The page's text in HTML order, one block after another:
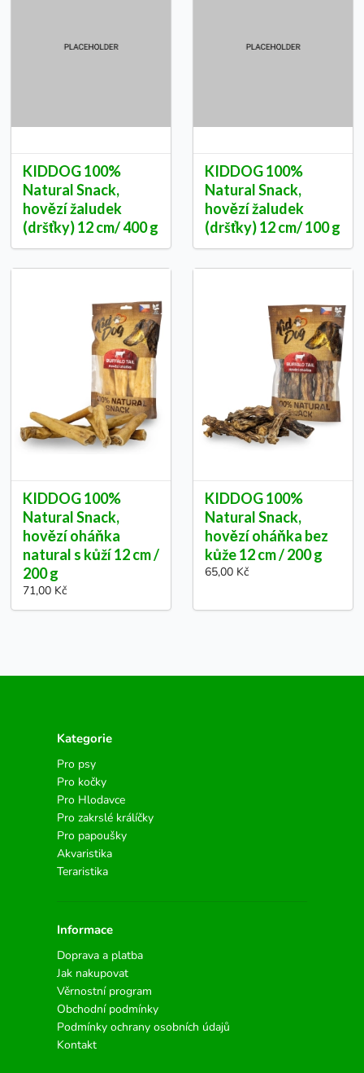
KIDDOG 100%
Natural Snack,
hovězí žaludek
(dršťky) 12 cm/ 400 g
KIDDOG 100%
Natural Snack,
hovězí žaludek
(dršťky) 12 cm/ 100 g
KIDDOG 100%
Natural Snack,
hovězí oháňka
natural s kůží 12 cm /
200 g
71,00 Kč
KIDDOG 100%
Natural Snack,
hovězí oháňka bez
kůže 12 cm / 200 g
65,00 Kč
Kategorie
Pro psy
Pro kočky
Pro Hlodavce
Pro zakrslé králíčky
Pro papoušky
Akvaristika
Teraristika
Informace
Doprava a platba
Jak nakupovat
Věrnostní program
Obchodní podmínky
Podmínky ochrany osobních údajů
Kontakt